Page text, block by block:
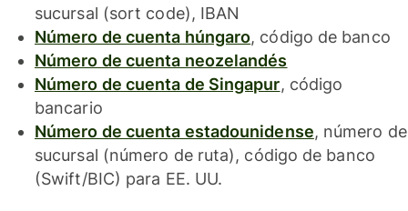
sucursal (sort code), IBAN
Número de cuenta húngaro, código de banco
Número de cuenta neozelandés
Número de cuenta de Singapur, código
bancario
Número de cuenta estadounidense, número de
sucursal (número de ruta), código de banco
(Swift/BIC) para EE. UU.